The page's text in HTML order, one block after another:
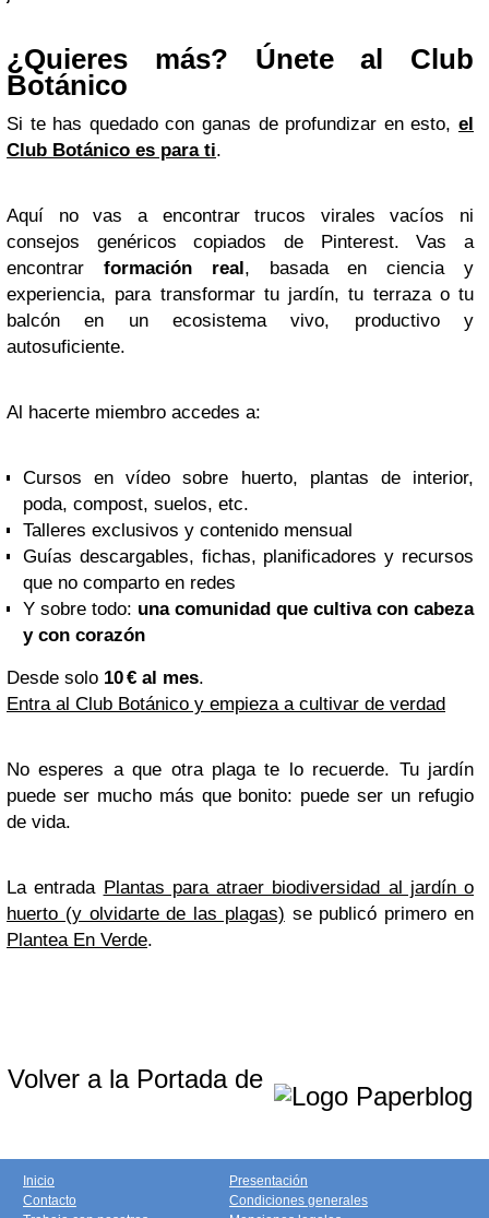
¿Quieres más? Únete al Club
Botánico
Si te has quedado con ganas de profundizar en esto, el
Club Botánico es para ti.
Aquí no vas a encontrar trucos virales vacíos ni
consejos genéricos copiados de Pinterest. Vas a
encontrar formación real, basada en ciencia y
experiencia, para transformar tu jardín, tu terraza o tu
balcón en un ecosistema vivo, productivo y
autosuficiente.
Al hacerte miembro accedes a:
Cursos en vídeo sobre huerto, plantas de interior,
poda, compost, suelos, etc.
Talleres exclusivos y contenido mensual
Guías descargables, fichas, planificadores y recursos
que no comparto en redes
Y sobre todo: una comunidad que cultiva con cabeza
y con corazón
Desde solo 10 € al mes.
Entra al Club Botánico y empieza a cultivar de verdad
No esperes a que otra plaga te lo recuerde. Tu jardín
puede ser mucho más que bonito: puede ser un refugio
de vida.
La entrada Plantas para atraer biodiversidad al jardín o
huerto (y olvidarte de las plagas) se publicó primero en
Plantea En Verde.
Volver a la Portada de
Inicio
Contacto
Presentación
Condiciones generales